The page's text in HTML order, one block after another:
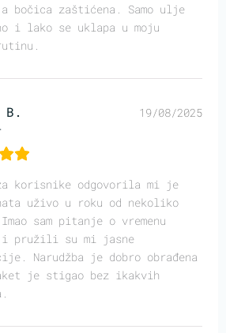
bočica zaštićena. Samo ulje
i lako se uklapa u moju
19/08/2025
korisnike odgovorila mi je
uživo u roku od nekoliko
sam pitanje o vremenu
i pružili su mi jasne
Narudžba je dobro obrađena
je stigao bez ikakvih